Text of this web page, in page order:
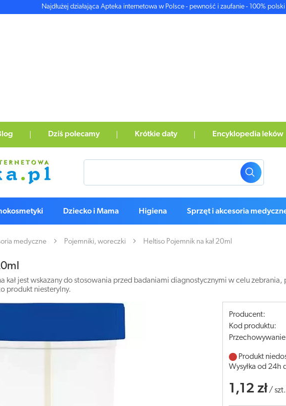
Najdłużej działająca Apteka internetowa w Polsce - pewność i zaufanie - 100% polski
Dziś polecamy Krótkie daty Encyklopedia leków
Dziecko i Mama Higiena Sprzęt i akcesoria
medyczne Pojemniki, woreczki Heltiso Pojemnik na kał 20ml
kał jest wskazany do stosowania przed badaniami diagnostycznymi w celu
produkt niesterylny.
Producent:
Kod produktu:
Produkt
Wysyłka od 24h
1,12 zł /szt.